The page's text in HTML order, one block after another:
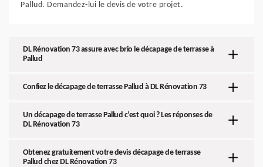
Pallud. Demandez-lui le devis de votre projet.
DL Rénovation 73 assure avec brio le décapage de terrasse à
Pallud
Confiez le décapage de terrasse Pallud à DL Rénovation 73
Un décapage de terrasse Pallud c’est quoi ? Les réponses de
DL Rénovation 73
Obtenez gratuitement votre devis décapage de terrasse
Pallud chez DL Rénovation 73